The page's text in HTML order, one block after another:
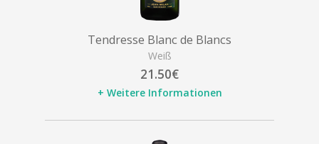
Tendresse Blanc de Blancs
Weiß
21.50€
+ Weitere Informationen